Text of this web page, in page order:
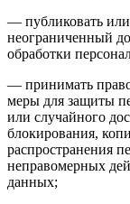
— публиковать
неограниченный
обработки
— принимать
меры для защиты
или случайного
блокирования,
распространения
неправомерных
данных;